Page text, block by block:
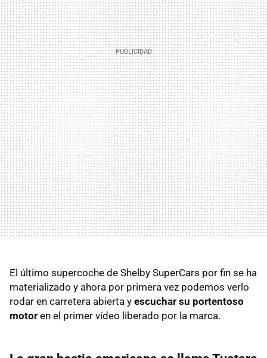
El último supercoche de Shelby SuperCars por fin se ha
materializado y ahora por primera vez podemos verlo
rodar en carretera abierta y escuchar su portentoso
motor en el primer vídeo liberado por la marca.